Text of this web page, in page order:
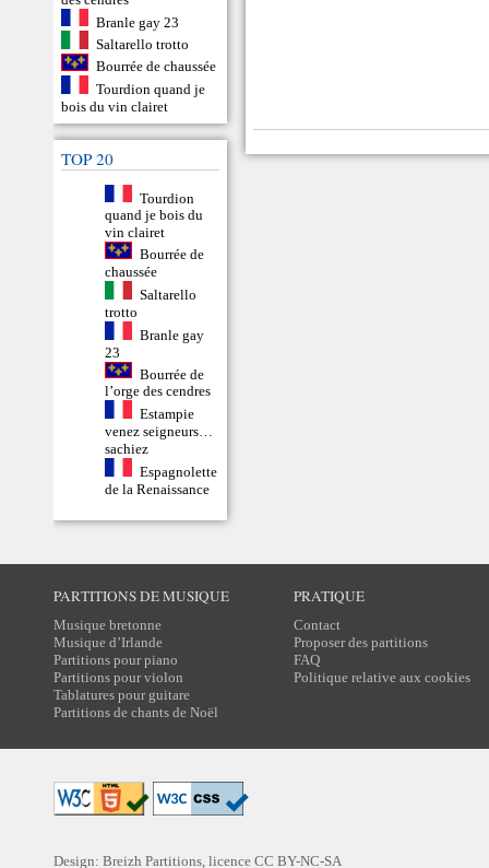
Branle gay 23
Saltarello trotto
Bourrée de chaussée
Tourdion quand je
bois du vin clairet
TOP 20
Tourdion
quand je bois du
vin clairet
Bourrée de
chaussée
Saltarello
trotto
Branle gay
23
Bourrée de
l’orge des cendres
Estampie
venez seigneurs…
sachiez
Espagnolette
de la Renaissance
PARTITIONS DE MUSIQUE
Musique bretonne
Musique d’Irlande
Partitions pour piano
Partitions pour violon
Tablatures pour guitare
Partitions de chants de Noël
PRATIQUE
Contact
Proposer des partitions
FAQ
Politique relative aux cookies
Design: Breizh Partitions, licence CC BY-NC-SA